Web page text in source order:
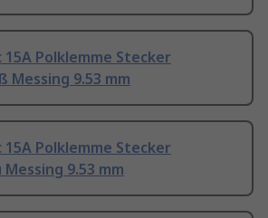
Polklemme Stecker
Messing 9.53 mm
Polklemme Stecker
9.53 mm